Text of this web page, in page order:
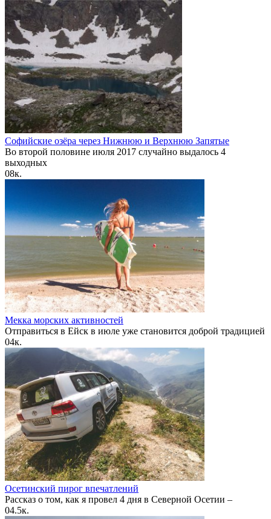
Софийские озёра через Нижнюю и Верхнюю Запятые
Во второй половине июля 2017 случайно выдалось 4
выходных
08к.
Мекка морских активностей
Отправиться в Ейск в июле уже становится доброй традицией
04к.
Осетинский пирог впечатлений
Рассказ о том, как я провел 4 дня в Северной Осетии –
04.5к.